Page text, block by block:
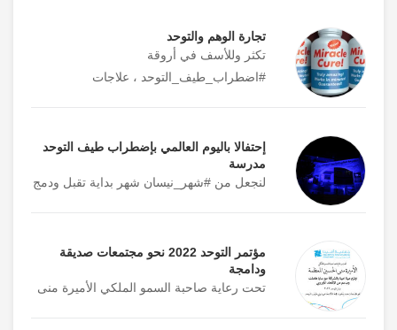
تجارة الوهم والتوحد
تكثر وللأسف في أروقة
#اضطراب_طيف_التوحد ، علاجات
إحتفالا باليوم العالمي بإضطراب طيف التوحد
مدرسة
لنجعل من #شهر_نيسان شهر بداية تقبل ودمج
مؤتمر التوحد 2022 نحو مجتمعات صديقة
ودامجة
تحت رعاية صاحبة السمو الملكي الأميرة منى